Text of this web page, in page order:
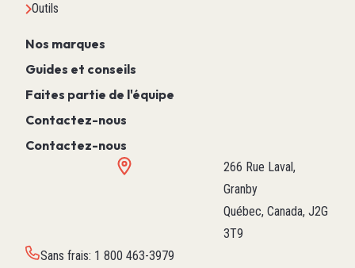
Outils
Nos marques
Guides et conseils
Faites partie de l'équipe
Contactez-nous
Contactez-nous
266 Rue Laval,
Granby
Québec, Canada, J2G
3T9
Sans frais: 1 800 463-3979